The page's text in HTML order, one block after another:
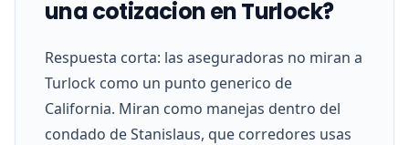
una cotizacion en Turlock?
Respuesta corta: las aseguradoras no miran a
Turlock como un punto generico de
California. Miran como manejas dentro del
condado de Stanislaus, que corredores usas